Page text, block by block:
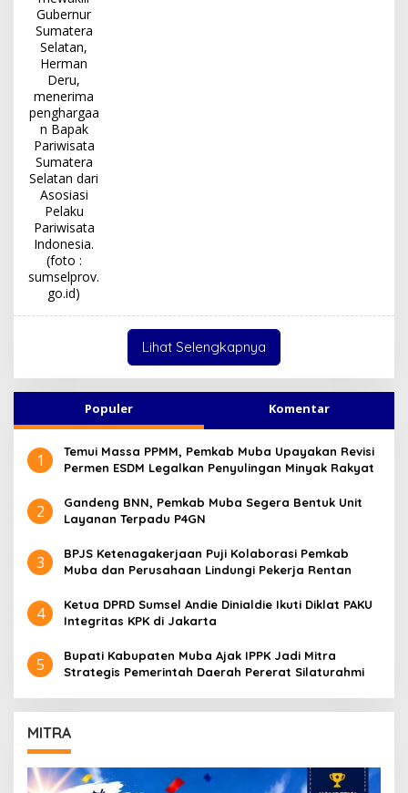
Lihat Selengkapnya
Populer Komentar
1
Temui Massa PPMM, Pemkab Muba Upayakan Revisi
Permen ESDM Legalkan Penyulingan Minyak Rakyat
2
Gandeng BNN, Pemkab Muba Segera Bentuk Unit
Layanan Terpadu P4GN
3
BPJS Ketenagakerjaan Puji Kolaborasi Pemkab
Muba dan Perusahaan Lindungi Pekerja Rentan
4
Ketua DPRD Sumsel Andie Dinialdie Ikuti Diklat PAKU
Integritas KPK di Jakarta
5
Bupati Kabupaten Muba Ajak IPPK Jadi Mitra
Strategis Pemerintah Daerah Pererat Silaturahmi
MITRA